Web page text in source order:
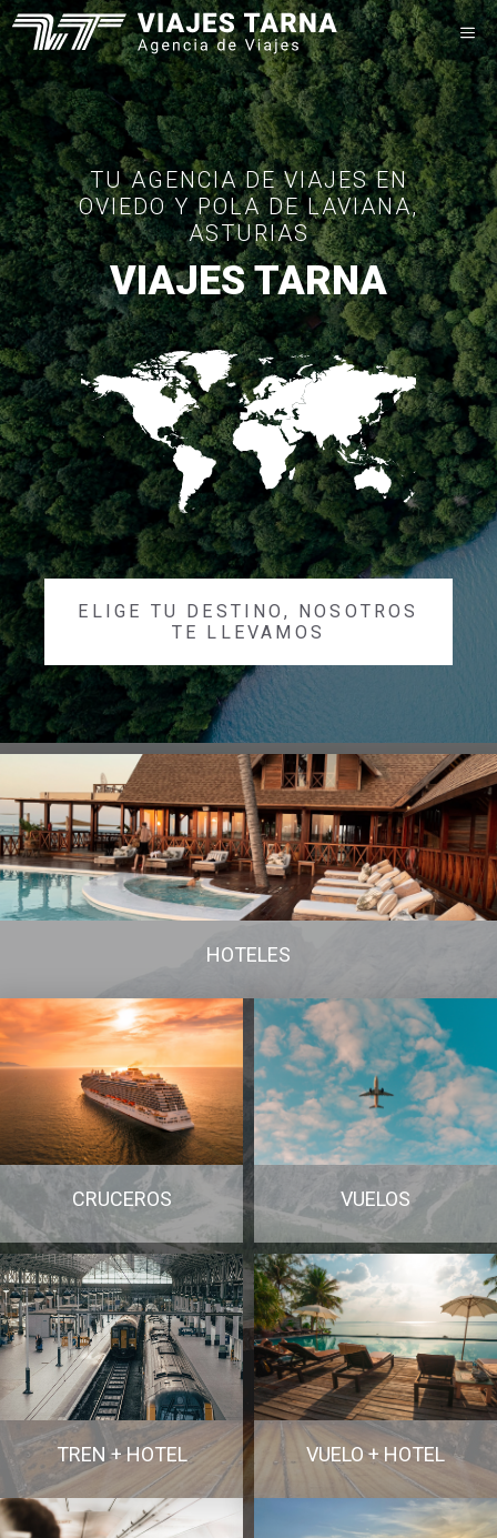
Saltar
al
contenido
TU AGENCIA DE VIAJES EN
OVIEDO Y POLA DE LAVIANA,
ASTURIAS
VIAJES TARNA
ELIGE TU DESTINO, NOSOTROS
TE LLEVAMOS
HOTELES
CRUCEROS VUELOS
TREN + HOTEL VUELO + HOTEL